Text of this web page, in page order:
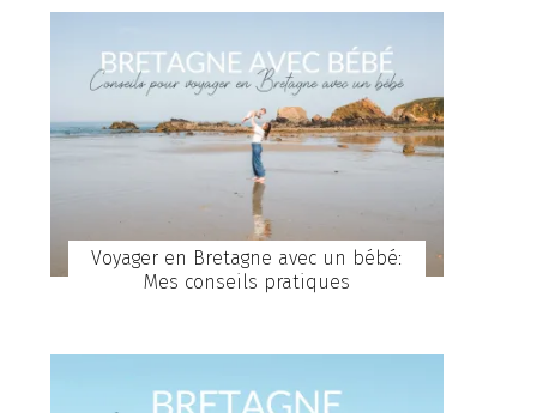
Voyager en Bretagne avec un bébé:
Mes conseils pratiques